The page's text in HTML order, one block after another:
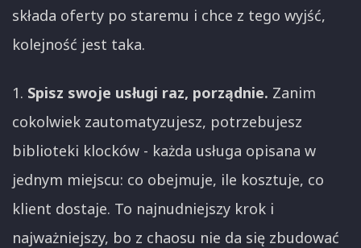
składa oferty po staremu i chce z tego wyjść,
kolejność jest taka.
1. Spisz swoje usługi raz, porządnie. Zanim
cokolwiek zautomatyzujesz, potrzebujesz
biblioteki klocków - każda usługa opisana w
jednym miejscu: co obejmuje, ile kosztuje, co
klient dostaje. To najnudniejszy krok i
najważniejszy, bo z chaosu nie da się zbudować